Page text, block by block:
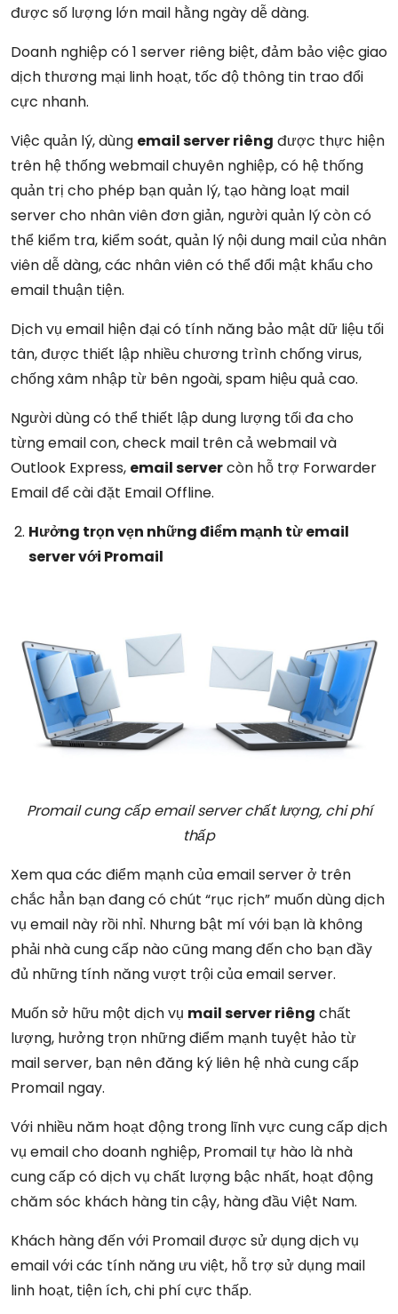
được số lượng lớn mail hằng ngày dễ dàng.
Doanh nghiệp có 1 server riêng biệt, đảm bảo việc giao
dịch thương mại linh hoạt, tốc độ thông tin trao đổi
cực nhanh.
Việc quản lý, dùng email server riêng được thực hiện
trên hệ thống webmail chuyên nghiệp, có hệ thống
quản trị cho phép bạn quản lý, tạo hàng loạt mail
server cho nhân viên đơn giản, người quản lý còn có
thể kiểm tra, kiểm soát, quản lý nội dung mail của nhân
viên dễ dàng, các nhân viên có thể đổi mật khẩu cho
email thuận tiện.
Dịch vụ email hiện đại có tính năng bảo mật dữ liệu tối
tân, được thiết lập nhiều chương trình chống virus,
chống xâm nhập từ bên ngoài, spam hiệu quả cao.
Người dùng có thể thiết lập dung lượng tối đa cho
từng email con, check mail trên cả webmail và
Outlook Express, email servercòn hỗ trợ Forwarder
Email để cài đặt Email Offline.
Hưởng trọn vẹn những điểm mạnh từ email
server với Promail
Promail cung cấp email server chất lượng, chi phí
thấp
Xem qua các điểm mạnh của email server ở trên
chắc hẳn bạn đang có chút “rục rịch” muốn dùng dịch
vụ email này rồi nhỉ. Nhưng bật mí với bạn là không
phải nhà cung cấp nào cũng mang đến cho bạn đầy
đủ những tính năng vượt trội của email server.
Muốn sở hữu một dịch vụ mail server riêng chất
lượng, hưởng trọn những điểm mạnh tuyệt hảo từ
mail server, bạn nên đăng ký liên hệ nhà cung cấp
Promail ngay.
Với nhiều năm hoạt động trong lĩnh vực cung cấp dịch
vụ email cho doanh nghiệp, Promail tự hào là nhà
cung cấp có dịch vụ chất lượng bậc nhất, hoạt động
chăm sóc khách hàng tin cậy, hàng đầu Việt Nam.
Khách hàng đến với Promail được sử dụng dịch vụ
email với các tính năng ưu việt, hỗ trợ sử dụng mail
linh hoạt, tiện ích, chi phí cực thấp.